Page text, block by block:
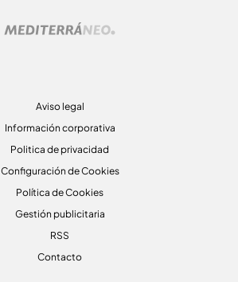
Aviso legal
Información corporativa
Politica de privacidad
Configuración de Cookies
Política de Cookies
Gestión publicitaria
RSS
Contacto